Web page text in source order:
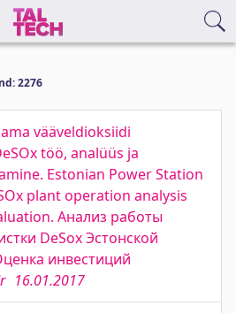
2276
vääveldioksiidi
töö, analüüs ja
Estonian Power Station
plant operation analysis
Анализ работы
DeSox Эстонской
инвестиций
16.01.2017